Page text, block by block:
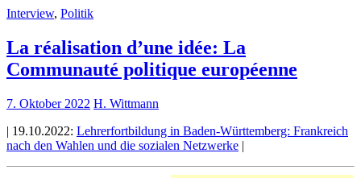
Interview, Politik
La réalisation d’une idée: La
Communauté politique européenne
7. Oktober 2022 H. Wittmann
| 19.10.2022: Lehrerfortbildung in Baden-Württemberg: Frankreich
nach den Wahlen und die sozialen Netzwerke |